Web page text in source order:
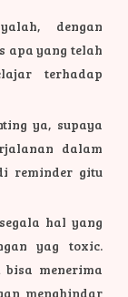
dengan
apa yang telah
terhadap
ya, supaya
dalam
reminder gitu
hal yang
yag toxic.
menerima
menghindar